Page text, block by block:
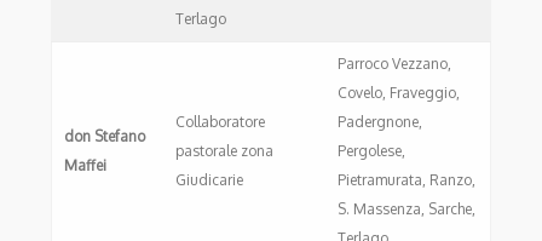
Terlago
don Stefano
Maffei
Collaboratore
pastorale zona
Giudicarie
Parroco Vezzano,
Covelo, Fraveggio,
Padergnone,
Pergolese,
Pietramurata, Ranzo,
S. Massenza, Sarche,